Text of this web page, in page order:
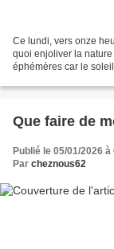
Ce lundi, vers onze
quoi enjoliver la nature
éphémères car le
Que faire de
Publié le 05/01/2026 à
Par cheznous62